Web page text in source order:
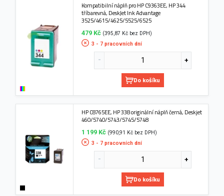
Kompatibilní náplň pro HP C9363EE, HP 344
tříbarevná, DeskJet Ink Advantage
3525/4615/4625/5525/6525
479 Kč (395,87 Kč bez DPH)
3 - 7 pracovních dní
Do košíku
HP C8765EE, HP 338 originální náplň černá, Deskjet
460/5740/5743/5745/5748
1 199 Kč (990,91 Kč bez DPH)
3 - 7 pracovních dní
Do košíku